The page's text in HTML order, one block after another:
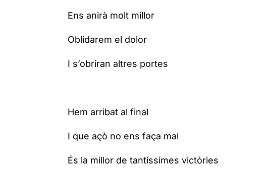
Ens anirà molt millor
Oblidarem el dolor
I s’obriran altres portes
Hem arribat al final
I que açò no ens faça mal
És la millor de tantíssimes victòries